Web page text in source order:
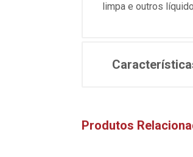
limpa e outros
Produtos